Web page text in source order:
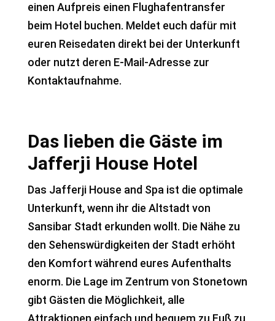
einen Aufpreis einen Flughafentransfer
beim Hotel buchen. Meldet euch dafür mit
euren Reisedaten direkt bei der Unterkunft
oder nutzt deren E-Mail-Adresse zur
Kontaktaufnahme.
Das lieben die Gäste im
Jafferji House Hotel
Das Jafferji House and Spa ist die optimale
Unterkunft, wenn ihr die Altstadt von
Sansibar Stadt erkunden wollt. Die Nähe zu
den Sehenswürdigkeiten der Stadt erhöht
den Komfort während eures Aufenthalts
enorm. Die Lage im Zentrum von Stonetown
gibt Gästen die Möglichkeit, alle
Attraktionen einfach und bequem zu Fuß zu